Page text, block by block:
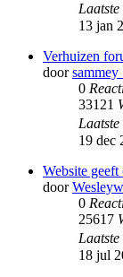
13 jan
Verhuizen
door
0
33121
19 dec
Website geeft
door
0
25617
18 jul